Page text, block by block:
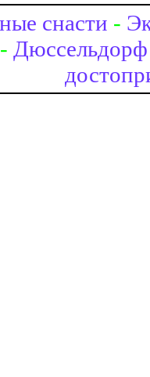
снасти -
- Дюссельдорф